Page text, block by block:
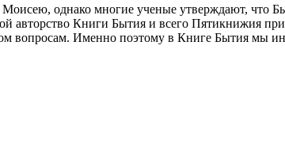
однако многие ученые утверждают, что
авторство Книги Бытия и всего Пятикнижия
вопросам. Именно поэтому в Книге Бытия мы